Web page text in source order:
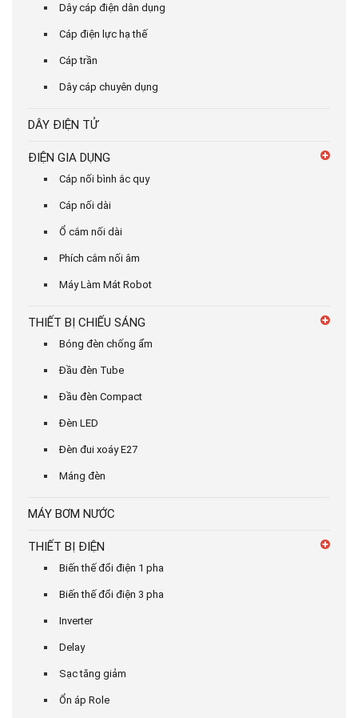
Dây cáp điện dân dụng
Cáp điện lực hạ thế
Cáp trần
Dây cáp chuyên dụng
DÂY ĐIỆN TỬ
ĐIỆN GIA DỤNG
Cáp nối bình ắc quy
Cáp nối dài
Ổ cắm nối dài
Phích cắm nối âm
Máy Làm Mát Robot
THIẾT BỊ CHIẾU SÁNG
Bóng đèn chống ẩm
Đầu đèn Tube
Đầu đèn Compact
Đèn LED
Đèn đui xoáy E27
Máng đèn
MÁY BƠM NƯỚC
THIẾT BỊ ĐIỆN
Biến thế đổi điện 1 pha
Biến thế đổi điện 3 pha
Inverter
Delay
Sạc tăng giảm
Ổn áp Role